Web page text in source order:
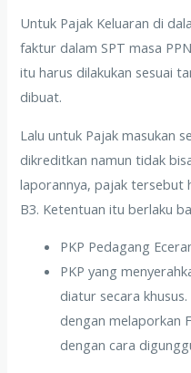
Untuk Pajak Keluaran di
faktur dalam SPT masa
itu harus dilakukan sesuai
dibuat.
Lalu untuk Pajak masukan
dikreditkan namun tidak
laporannya, pajak tersebut
B3. Ketentuan itu berlaku
PKP Pedagang
PKP yang
diatur secara
dengan melaporkan
dengan cara